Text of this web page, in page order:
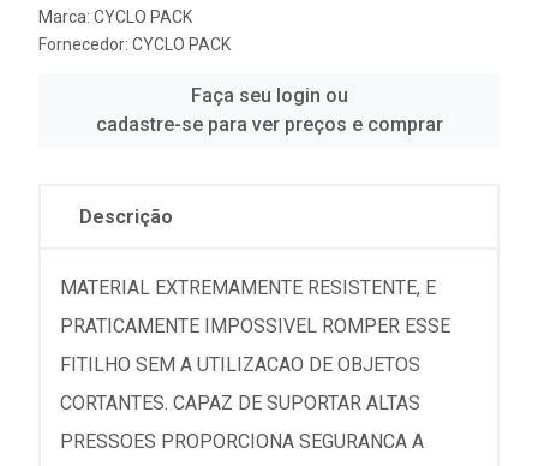
Marca: CYCLO PACK
Fornecedor: CYCLO PACK
Faça seu login ou
cadastre-se para ver preços e comprar
Descrição
MATERIAL EXTREMAMENTE RESISTENTE, E
PRATICAMENTE IMPOSSIVEL ROMPER ESSE
FITILHO SEM A UTILIZACAO DE OBJETOS
CORTANTES. CAPAZ DE SUPORTAR ALTAS
PRESSOES PROPORCIONA SEGURANCA A